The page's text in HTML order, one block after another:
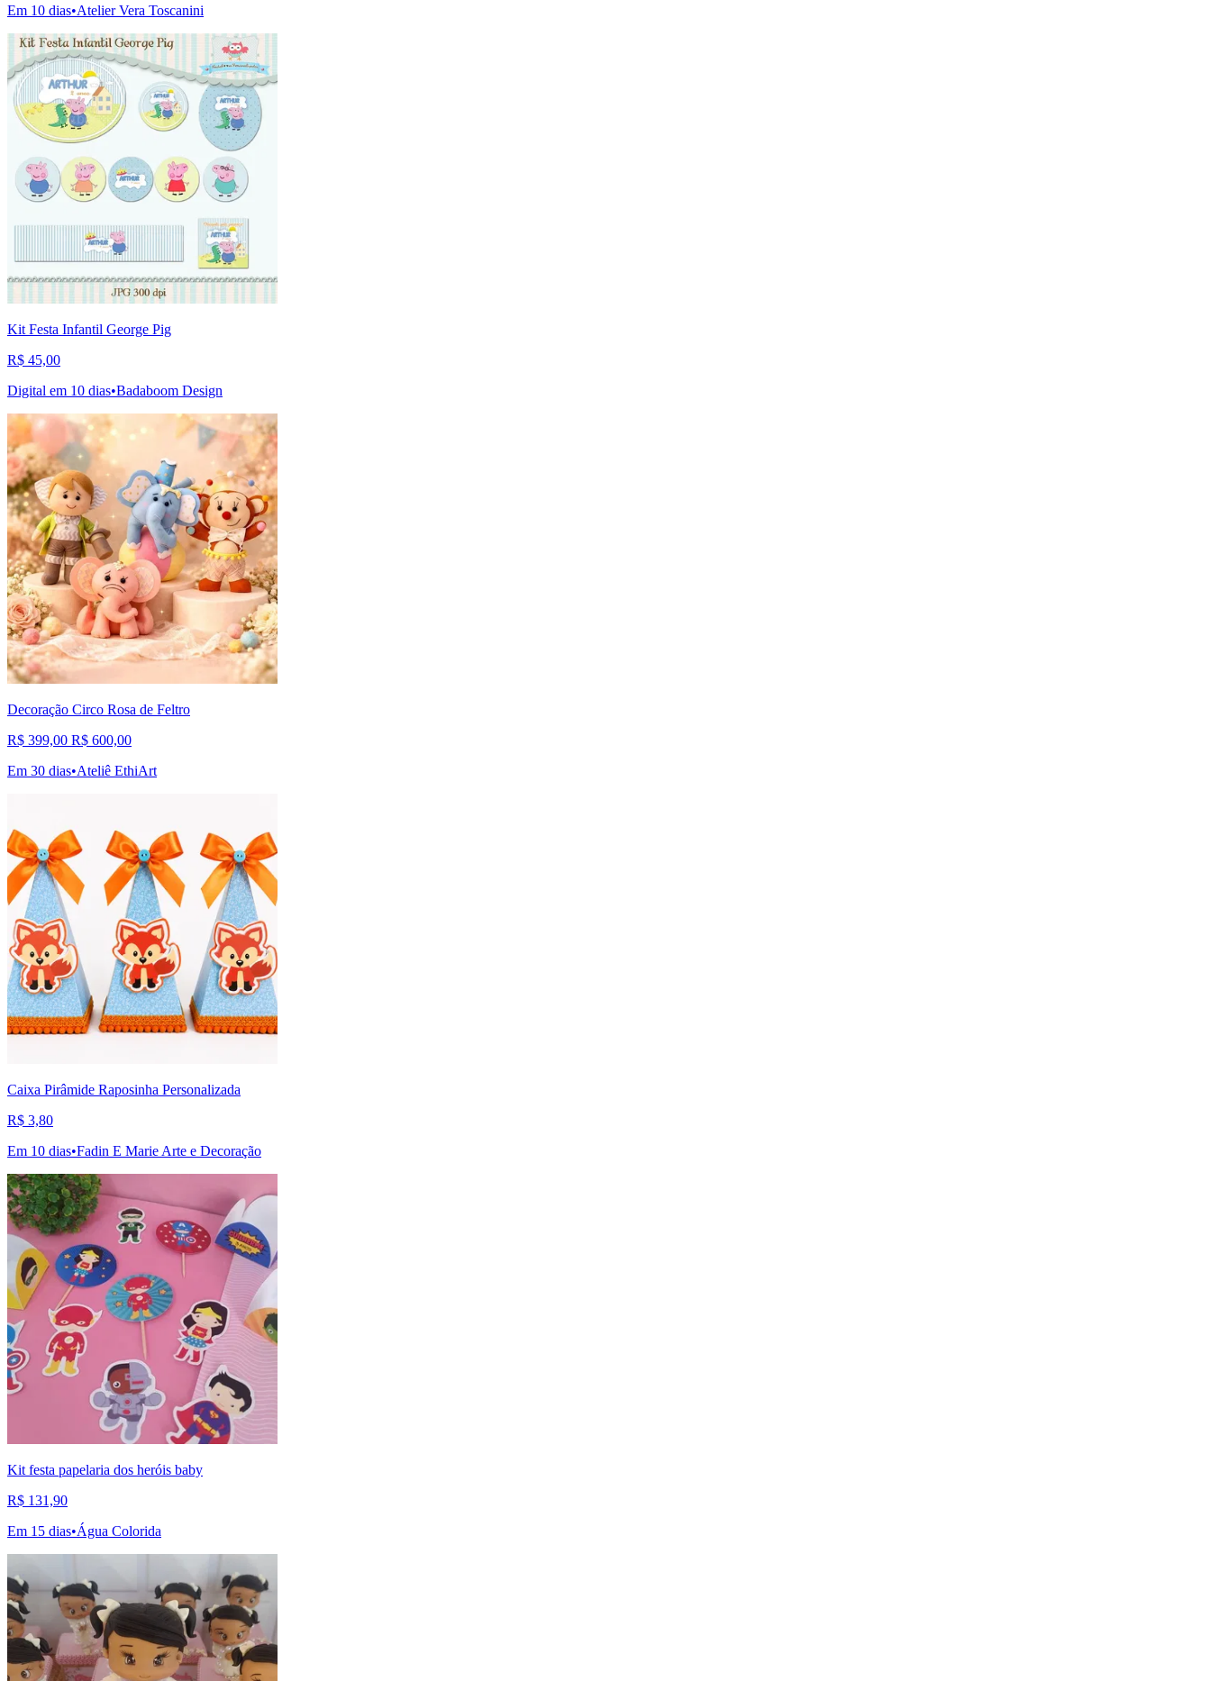
Em 10 dias•Atelier Vera Toscanini
Kit Festa Infantil George Pig
R$ 45,00
Digital em 10 dias•Badaboom Design
Decoração Circo Rosa de Feltro
R$ 399,00 R$ 600,00
Em 30 dias•Ateliê EthiArt
Caixa Pirâmide Raposinha Personalizada
R$ 3,80
Em 10 dias•Fadin E Marie Arte e Decoração
Kit festa papelaria dos heróis baby
R$ 131,90
Em 15 dias•Água Colorida